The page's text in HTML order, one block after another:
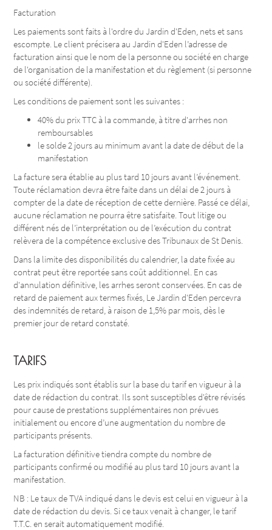
Facturation
Les paiements sont faits à l'ordre du Jardin d'Eden, nets et sans
escompte. Le client précisera au Jardin d'Eden l’adresse de
facturation ainsi que le nom de la personne ou société en charge
de l'organisation de la manifestation et du règlement (si personne
ou société différente).
Les conditions de paiement sont les suivantes :
40% du prix TTC à la commande, à titre d'arrhes non
remboursables
le solde 2 jours au minimum avant la date de début de la
manifestation
La facture sera établie au plus tard 10 jours avant l’événement.
Toute réclamation devra être faite dans un délai de 2 jours à
compter de la date de réception de cette dernière. Passé ce délai,
aucune réclamation ne pourra être satisfaite. Tout litige ou
différent nés de l’interprétation ou de l’exécution du contrat
relèvera de la compétence exclusive des Tribunaux de St Denis.
Dans la limite des disponibilités du calendrier, la date fixée au
contrat peut être reportée sans coût additionnel. En cas
d'annulation définitive, les arrhes seront conservées. En cas de
retard de paiement aux termes fixés, Le Jardin d'Eden percevra
des indemnités de retard, à raison de 1,5% par mois, dès le
premier jour de retard constaté.
TARIFS
Les prix indiqués sont établis sur la base du tarif en vigueur à la
date de rédaction du contrat. Ils sont susceptibles d'être révisés
pour cause de prestations supplémentaires non prévues
initialement ou encore d’une augmentation du nombre de
participants présents.
La facturation définitive tiendra compte du nombre de
participants confirmé ou modifié au plus tard 10 jours avant la
manifestation.
NB : Le taux de TVA indiqué dans le devis est celui en vigueur à la
date de rédaction du devis. Si ce taux venait à changer, le tarif
T.T.C. en serait automatiquement modifié.